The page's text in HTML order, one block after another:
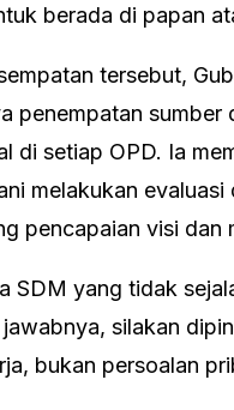
berada di papan
tersebut,
penempatan
di setiap OPD. Ia
melakukan
pencapaian visi dan
SDM yang tidak
silakan
bukan persoalan